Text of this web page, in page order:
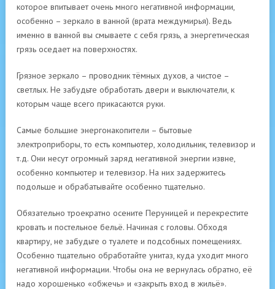
которое впитывает очень много негативной информации,
особенно – зеркало в ванной (врата междумирья). Ведь
именно в ванной вы смываете с себя грязь, а энергетическая
грязь оседает на поверхностях.
Грязное зеркало – проводник тёмных духов, а чистое –
светлых. Не забудьте обработать двери и выключатели, к
которым чаще всего прикасаются руки.
Самые большие энергонакопители – бытовые
электроприборы, то есть компьютер, холодильник, телевизор и
т.д. Они несут огромный заряд негативной энергии извне,
особенно компьютер и телевизор. На них задержитесь
подольше и обрабатывайте особенно тщательно.
Обязательно троекратно осените Перуницей и перекрестите
кровать и постельное бельё. Начиная с головы. Обходя
квартиру, не забудьте о туалете и подсобных помещениях.
Особенно тщательно обработайте унитаз, куда уходит много
негативной информации. Чтобы она не вернулась обратно, её
надо хорошенько «обжечь» и «закрыть вход в жильё».